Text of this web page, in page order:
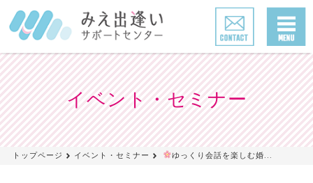
イベント・セミナー
トップページ イベント・セミナー ゆっくり会話を楽しむ婚...